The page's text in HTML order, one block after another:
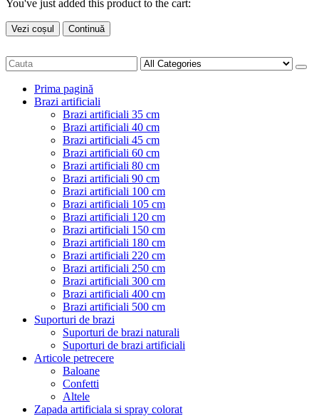
You've just added this product to the cart:
Vezi coșul Continuă
Prima pagină
Brazi artificiali
Brazi artificiali 35 cm
Brazi artificiali 40 cm
Brazi artificiali 45 cm
Brazi artificiali 60 cm
Brazi artificiali 80 cm
Brazi artificiali 90 cm
Brazi artificiali 100 cm
Brazi artificiali 105 cm
Brazi artificiali 120 cm
Brazi artificiali 150 cm
Brazi artificiali 180 cm
Brazi artificiali 220 cm
Brazi artificiali 250 cm
Brazi artificiali 300 cm
Brazi artificiali 400 cm
Brazi artificiali 500 cm
Suporturi de brazi
Suporturi de brazi naturali
Suporturi de brazi artificiali
Articole petrecere
Baloane
Confetti
Altele
Zapada artificiala si spray colorat